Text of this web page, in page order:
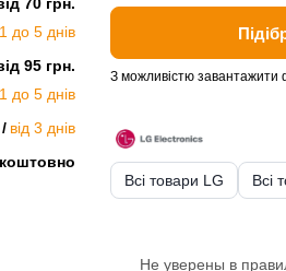
70 грн.
до 5 днів
95 грн.
до 5 днів
від 3 днів
З можливістю завантажити
Всі товари LG Всі
Не уверены в